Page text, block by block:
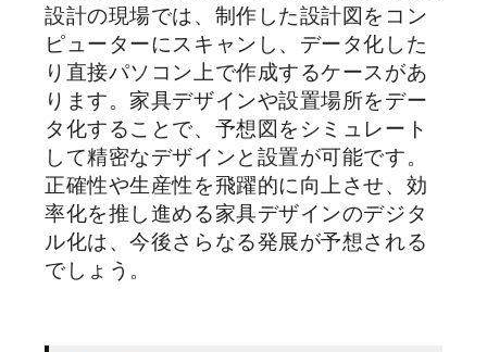
設計の現場では、制作した設計図をコン
ピューターにスキャンし、データ化した
り直接パソコン上で作成するケースがあ
ります。家具デザインや設置場所をデー
タ化することで、予想図をシミュレート
して精密なデザインと設置が可能です。
正確性や生産性を飛躍的に向上させ、効
率化を推し進める家具デザインのデジタ
ル化は、今後さらなる発展が予想される
でしょう。